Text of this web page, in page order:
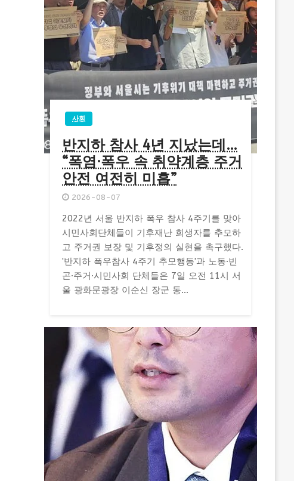
사회
반지하 참사 4년 지났는데…
“폭염·폭우 속 취약계층 주거
안전 여전히 미흡”
2026-08-07
2022년 서울 반지하 폭우 참사 4주기를 맞아
시민사회단체들이 기후재난 희생자를 추모하
고 주거권 보장 및 기후정의 실현을 촉구했다.
'반지하 폭우참사 4주기 추모행동'과 노동·빈
곤·주거·시민사회 단체들은 7일 오전 11시 서
울 광화문광장 이순신 장군 동...